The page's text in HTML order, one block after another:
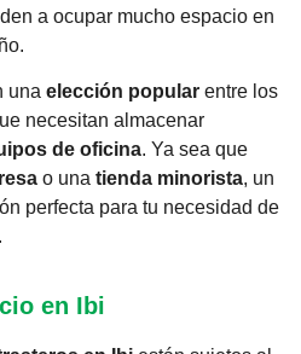
a ocupar mucho espacio en
una elección popular entre los
necesitan almacenar
de oficina. Ya sea que
o una tienda minorista, un
perfecta para tu necesidad de
en Ibi